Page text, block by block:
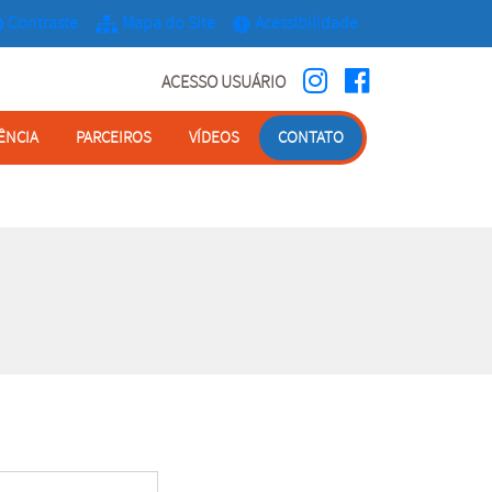
Contraste Mapa do Site Acessibilidade
ACESSO USUÁRIORedes Sociais:
Instagram:
PARCEIROS VÍDEOS CONTATO